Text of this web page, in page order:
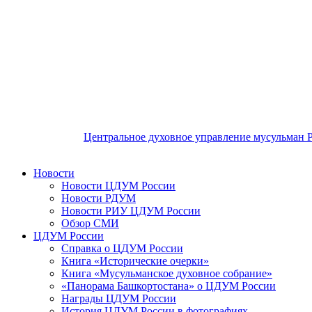
Центральное духовное управление мусульман
Новости
Новости ЦДУМ России
Новости РДУМ
Новости РИУ ЦДУМ России
Обзор СМИ
ЦДУМ России
Справка о ЦДУМ России
Книга «Исторические очерки»
Книга «Мусульманское духовное собрание»
«Панорама Башкортостана» о ЦДУМ России
Награды ЦДУМ России